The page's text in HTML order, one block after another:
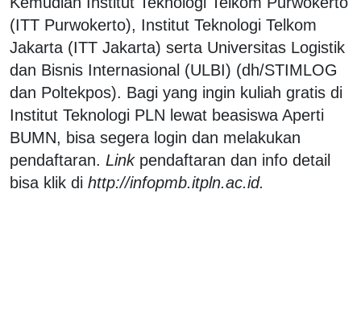
(ITT Purwokerto), Institut Teknologi Telkom
Jakarta (ITT Jakarta) serta Universitas Logistik
dan Bisnis Internasional (ULBI) (dh/STIMLOG
dan Poltekpos). Bagi yang ingin kuliah gratis di
Institut Teknologi PLN lewat beasiswa Aperti
BUMN, bisa segera login dan melakukan
pendaftaran. Linkpendaftaran dan info detail
bisa klik di http://infopmb.itpln.ac.id.